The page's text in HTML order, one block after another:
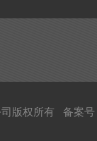
司版权所有 备案号